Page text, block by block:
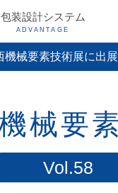
包装設計システム
ADVANTAGE
機械要素技術展に出展
械要
Vol.58